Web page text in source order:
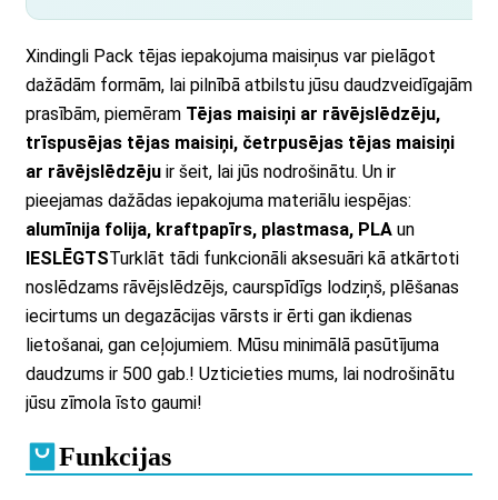
Xindingli Pack tējas iepakojuma maisiņus var pielāgot
dažādām formām, lai pilnībā atbilstu jūsu daudzveidīgajām
prasībām, piemēram Tējas maisiņi ar rāvējslēdzēju,
trīspusējas tējas maisiņi, četrpusējas tējas maisiņi
ar rāvējslēdzējuir šeit, lai jūs nodrošinātu. Un ir
pieejamas dažādas iepakojuma materiālu iespējas:
alumīnija folija, kraftpapīrs, plastmasa, PLAun
IESLĒGTSTurklāt tādi funkcionāli aksesuāri kā atkārtoti
noslēdzams rāvējslēdzējs, caurspīdīgs lodziņš, plēšanas
iecirtums un degazācijas vārsts ir ērti gan ikdienas
lietošanai, gan ceļojumiem. Mūsu minimālā pasūtījuma
daudzums ir 500 gab.! Uzticieties mums, lai nodrošinātu
jūsu zīmola īsto gaumi!
Funkcijas